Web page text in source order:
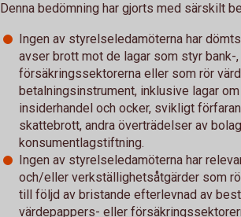
Denna bedömning har gjorts med särskilt
Ingen av styrelseledamöterna har
avser brott mot de lagar som styr
försäkringssektorerna eller som rör
betalningsinstrument, inklusive lagar
insiderhandel och ocker, svikligt
skattebrott, andra överträdelser av
konsumentlagstiftning.
Ingen av styrelseledamöterna har
och/eller verkställighetsåtgärder som
till följd av bristande efterlevnad av
värdepappers- eller